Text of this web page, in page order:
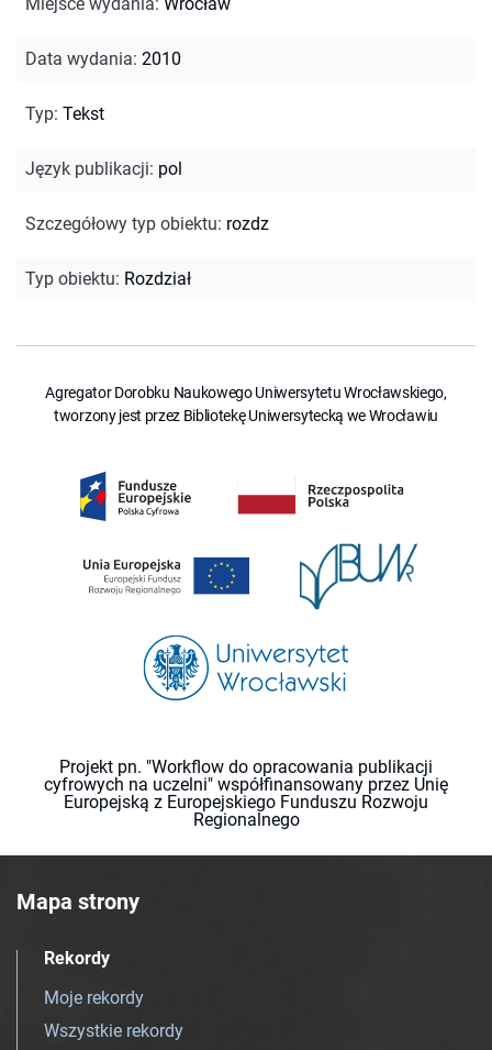
Data wydania: 2010
Typ: Tekst
Język publikacji: pol
Szczegółowy typ obiektu: rozdz
Typ obiektu: Rozdział
Agregator Dorobku Naukowego Uniwersytetu Wrocławskiego,
tworzony jest przez Bibliotekę Uniwersytecką we Wrocławiu
Projekt pn. "Workflow do opracowania publikacji
cyfrowych na uczelni" współfinansowany przez Unię
Europejską z Europejskiego Funduszu Rozwoju
Regionalnego
Mapa strony
Rekordy
Moje rekordy
Wszystkie rekordy